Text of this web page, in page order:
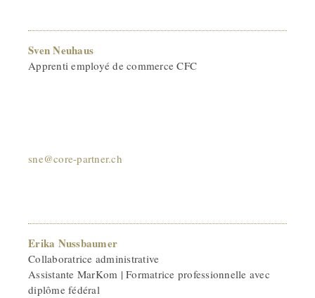
Sven Neuhaus
Apprenti employé de commerce CFC
sne@core-partner.ch
Erika Nussbaumer
Collaboratrice administrative
Assistante MarKom | Formatrice professionnelle avec
diplôme fédéral